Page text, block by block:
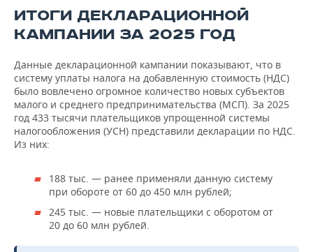
ВОДНЫЕ ВИДЫ СПОРТА
ХОККЕЙ С МЯЧОМ
ОБРАЗОВАНИЕ
ПРОИСШЕСТВИЯ
ИТОГИ ДЕКЛАРАЦИОННОЙ
КАМПАНИИ ЗА 2025 ГОД
Данные декларационной кампании показывают, что в
систему уплаты налога на добавленную стоимость (НДС)
было вовлечено огромное количество новых субъектов
малого и среднего предпринимательства (МСП). За 2025
год 433 тысячи плательщиков упрощенной системы
налогообложения (УСН) представили декларации по НДС.
Из них:
188 тыс. — ранее применяли данную систему
при обороте от 60 до 450 млн рублей;
245 тыс. — новые плательщики с оборотом от
20 до 60 млн рублей.